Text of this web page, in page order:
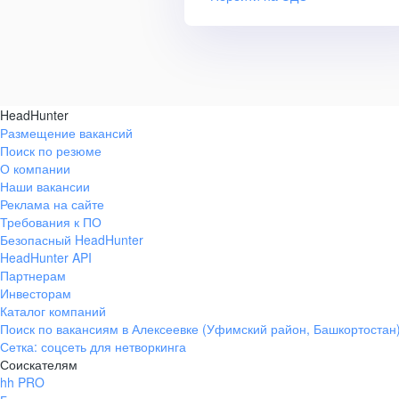
HeadHunter
Размещение вакансий
Поиск по резюме
О компании
Наши вакансии
Реклама на сайте
Требования к ПО
Безопасный HeadHunter
HeadHunter API
Партнерам
Инвесторам
Каталог компаний
Поиск по вакансиям в Алексеевке (Уфимский район,
Сетка: соцсеть для нетворкинга
Соискателям
hh PRO